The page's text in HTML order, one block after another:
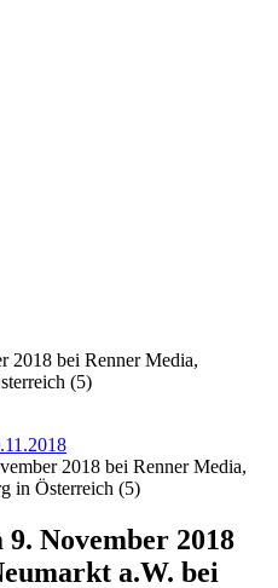
2018 bei Renner Media,
(5)
2018 bei Renner Media,
in Österreich (5)
November 2018
a.W. bei